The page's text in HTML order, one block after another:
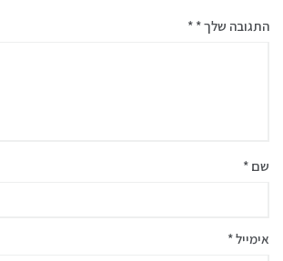
התגובה שלך*
שם *
אימייל*